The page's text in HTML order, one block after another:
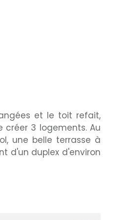
et le toit refait,
3 logements. Au
une belle terrasse à
d'un duplex d'environ